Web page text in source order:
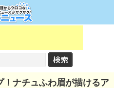
！ナチュふわ眉が描けるア